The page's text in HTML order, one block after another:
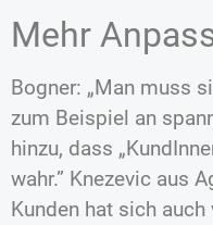
Mehr
Bogner: „Man muss
zum Beispiel an
hinzu, dass
wahr.” Knezevic aus
Kunden hat sich